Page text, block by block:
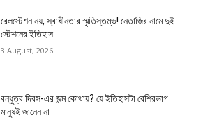
রেলস্টেশন নয়, স্বাধীনতার স্মৃতিস্তম্ভ! নেতাজির নামে দুই
স্টেশনের ইতিহাস
3 August, 2026
বন্ধুত্ব দিবস-এর জন্ম কোথায়? যে ইতিহাসটা বেশিরভাগ
মানুষই জানেন না